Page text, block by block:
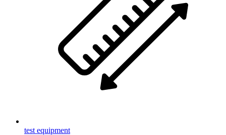
test equipment